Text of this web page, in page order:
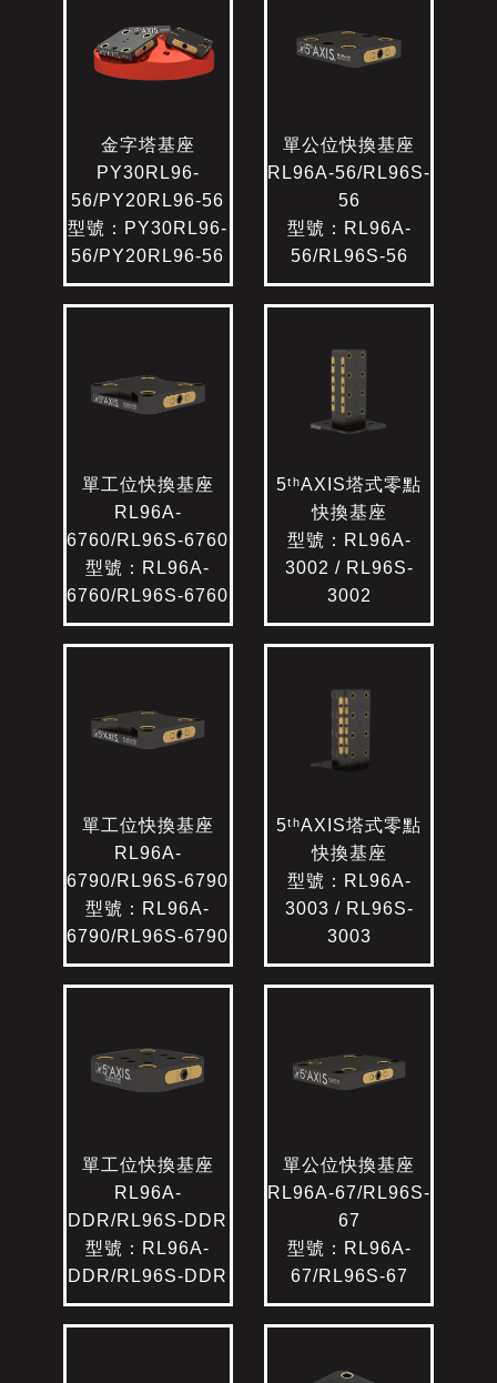
金字塔基座
PY30RL96-
56/PY20RL96-56
型號：PY30RL96-
56/PY20RL96-56
單公位快換基座
RL96A-56/RL96S-
56
型號：RL96A-
56/RL96S-56
單工位快換基座
RL96A-
6760/RL96S-6760
型號：RL96A-
6760/RL96S-6760
5ᵗʰAXIS塔式零點
快換基座
型號：RL96A-
3002 / RL96S-
3002
單工位快換基座
RL96A-
6790/RL96S-6790
型號：RL96A-
6790/RL96S-6790
5ᵗʰAXIS塔式零點
快換基座
型號：RL96A-
3003 / RL96S-
3003
單工位快換基座
RL96A-
DDR/RL96S-DDR
型號：RL96A-
DDR/RL96S-DDR
單公位快換基座
RL96A-67/RL96S-
67
型號：RL96A-
67/RL96S-67